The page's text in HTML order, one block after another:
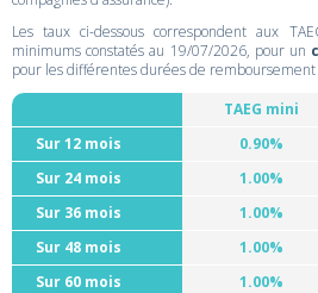
Les taux ci-dessous correspondent aux
minimums constatés au 19/07/2026, pour un
pour les différentes durées de remboursement
TAEG mini
Sur 12 mois
0.90%
Sur 24 mois
1.00%
Sur 36 mois
1.00%
Sur 48 mois
1.00%
Sur 60 mois
1.00%